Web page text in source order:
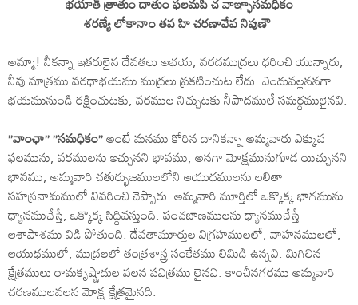
శరణ్యే లోకానాం తవ హి చరణావేవ నిపుణౌ
అమ్మా! నీకన్నా ఇతరులైన దేవతలు అభయ, వరదముద్రలు ధరించి యున్నారు,
నీవు మాత్రము వరధాభయము ముద్రలు ప్రకటించుట లేదు. ఎందువల్లననగా
భయమునుండి రక్షించుటకు, వరముల నిచ్చుటకు నీపాదములే సమర్థములైనవి.
”వాంఛా” ”సమధికం”అంటే మనము కోరిన దానికన్నా అమ్మవారు ఎక్కువ
ఫలమును, వరములను ఇచ్చునని భావము, అనగా మోక్షమునుగూడ యిచ్చునని
భావము, అమ్మవారి చతుర్భుజములలోని ఆయుధములను లలితా
సహస్రనామములో వివరించి చెప్పారు. అమ్మవారి మూర్తిలో ఒక్కొక్క భాగమును
ధ్యానముచేస్తే, ఒక్కొక్క సిద్ధివస్తుంది. పంచబాణములను ధ్యానముచేస్తే
ఆశాపాశము విడి పోతుంది. దేవతామూర్తుల విగ్రహములలో, వాహనములలో,
ఆయుధములో, ముద్రలలో తంత్రశాస్త్ర సంకేతము లిమిడి ఉన్నవి. మిగిలిన
క్షేత్రములు రామకృష్ణాదుల వలన పవిత్రము లైనవి. కాంచీనగరము అమ్మవారి
చరణములవలన మోక్ష క్షేత్రమైనది.